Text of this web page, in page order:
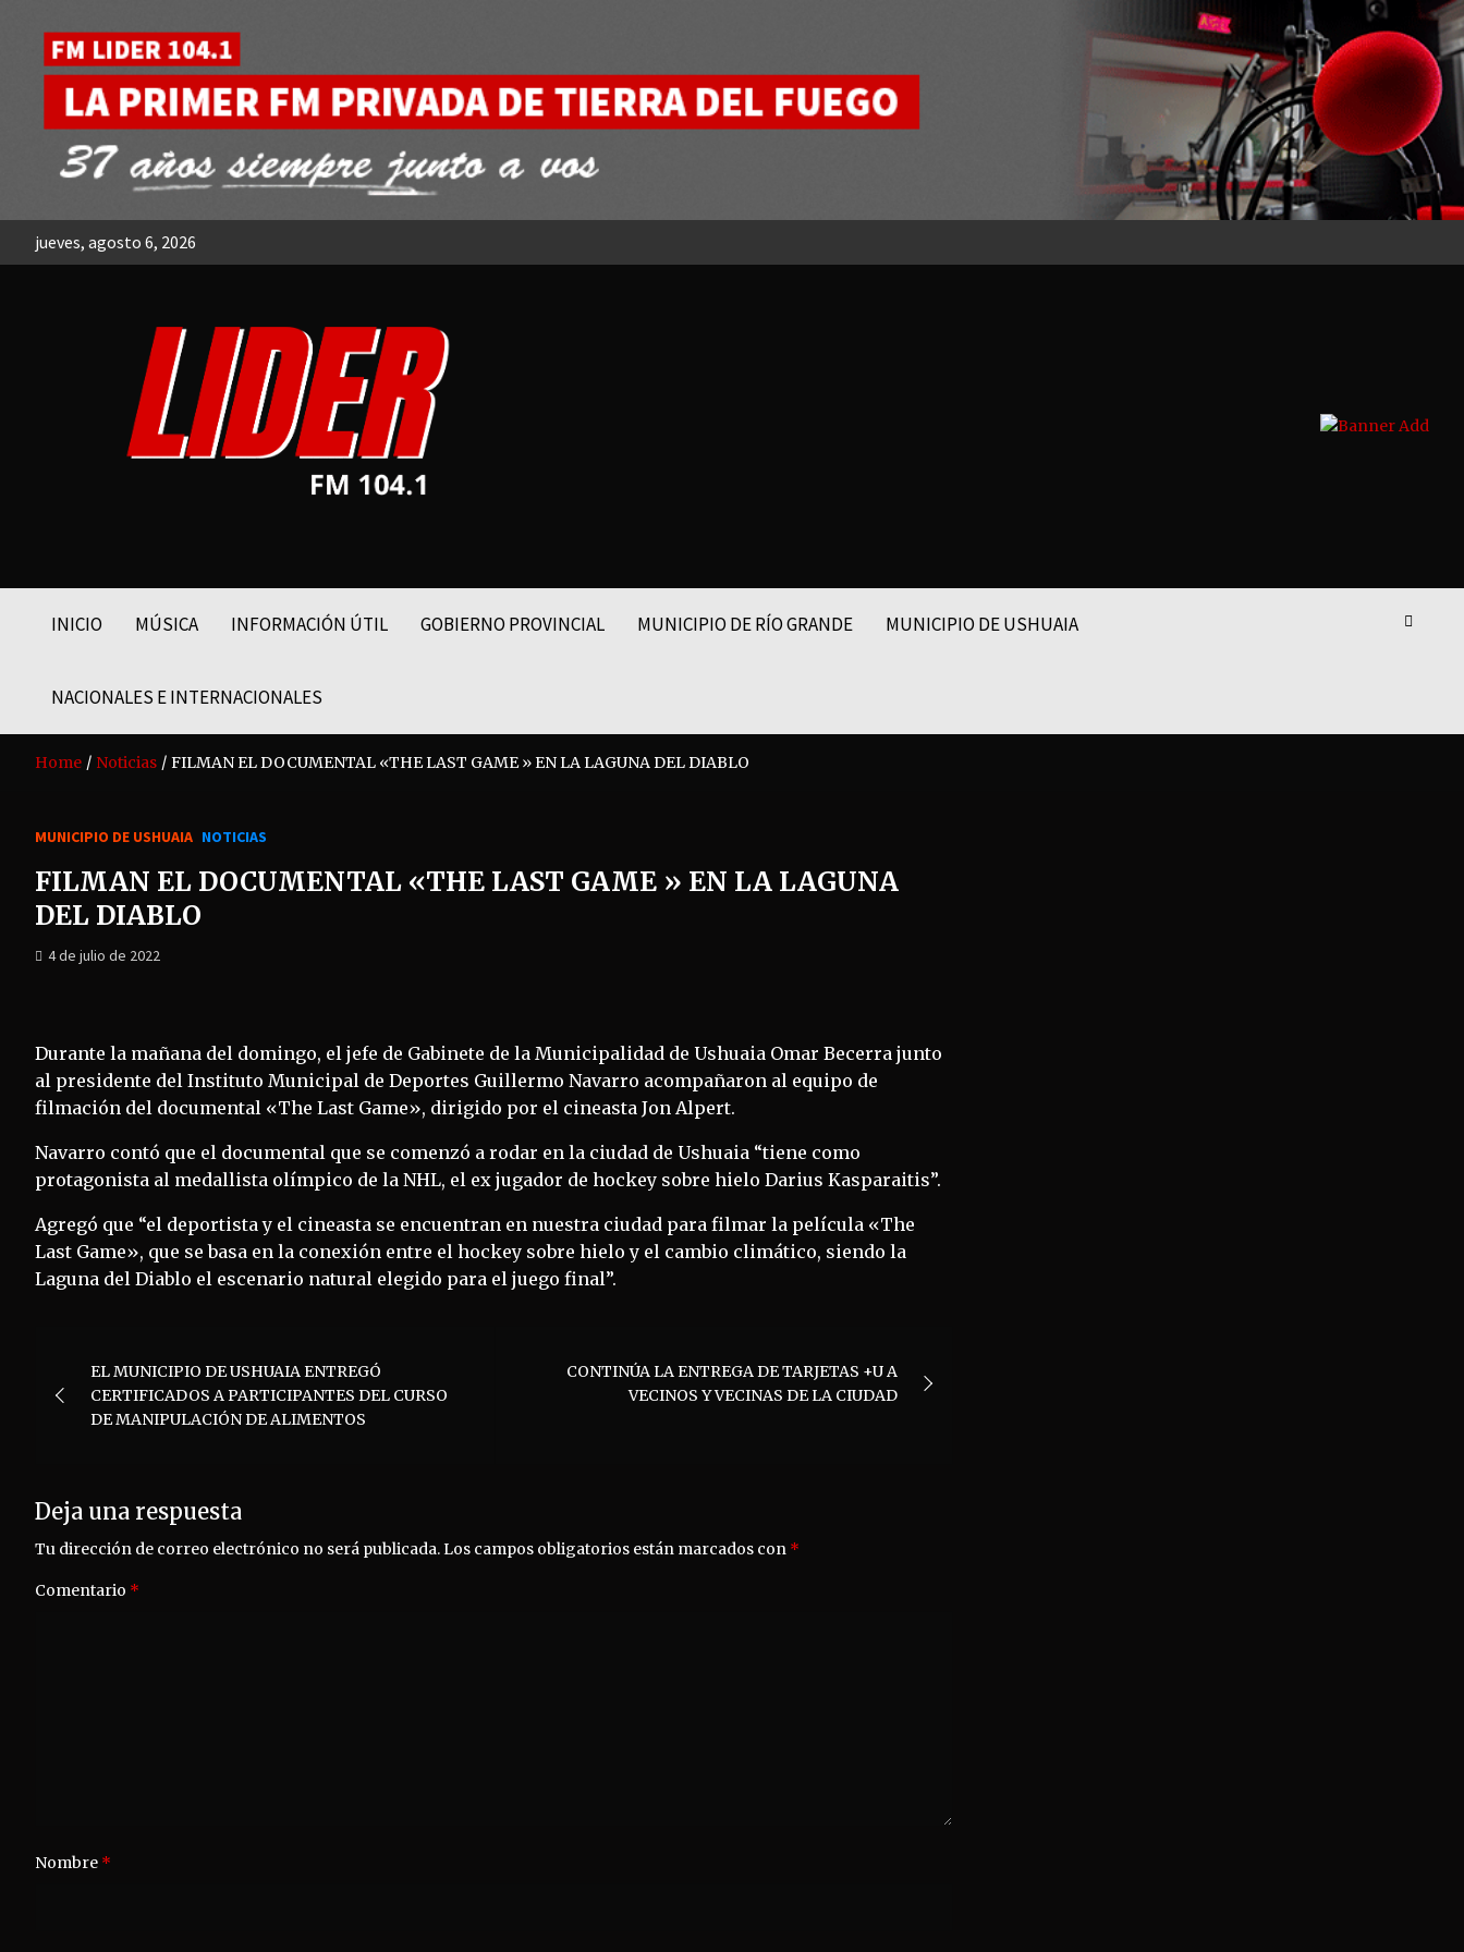
content
jueves, agosto 6, 2026
FM LIDER 104.1
INICIO MÚSICA INFORMACIÓN ÚTIL GOBIERNO PROVINCIAL MUNICIPIO DE RÍO GRANDE MUNICIPIO DE USHUAIA
NACIONALES E INTERNACIONALES
Home Noticias FILMAN EL DOCUMENTAL «THE LAST GAME » EN LA LAGUNA DEL DIABLO
MUNICIPIO DE USHUAIA NOTICIAS
FILMAN EL DOCUMENTAL «THE LAST GAME » EN LA LAGUNA
DEL DIABLO
4 de julio de 2022
Durante la mañana del domingo, el jefe de Gabinete de la Municipalidad de Ushuaia Omar Becerra junto
al presidente del Instituto Municipal de Deportes Guillermo Navarro acompañaron al equipo de
filmación del documental «The Last Game», dirigido por el cineasta Jon Alpert.
Navarro contó que el documental que se comenzó a rodar en la ciudad de Ushuaia “tiene como
protagonista al medallista olímpico de la NHL, el ex jugador de hockey sobre hielo Darius Kasparaitis”.
Agregó que “el deportista y el cineasta se encuentran en nuestra ciudad para filmar la película «The
Last Game», que se basa en la conexión entre el hockey sobre hielo y el cambio climático, siendo la
Laguna del Diablo el escenario natural elegido para el juego final”.
de
entradas
EL MUNICIPIO DE USHUAIA ENTREGÓ
CERTIFICADOS A PARTICIPANTES DEL CURSO
DE MANIPULACIÓN DE ALIMENTOS
CONTINÚA LA ENTREGA DE TARJETAS +U A
VECINOS Y VECINAS DE LA CIUDAD
Deja una respuesta
Tu dirección de correo electrónico no será publicada.Los campos obligatorios están marcados con *
Comentario *
Nombre *